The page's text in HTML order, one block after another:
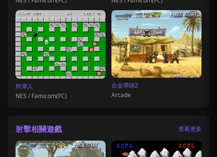
炸彈人
NES / Famicom(FC)
合金彈頭2
Arcade
射擊相關遊戲 查看更多